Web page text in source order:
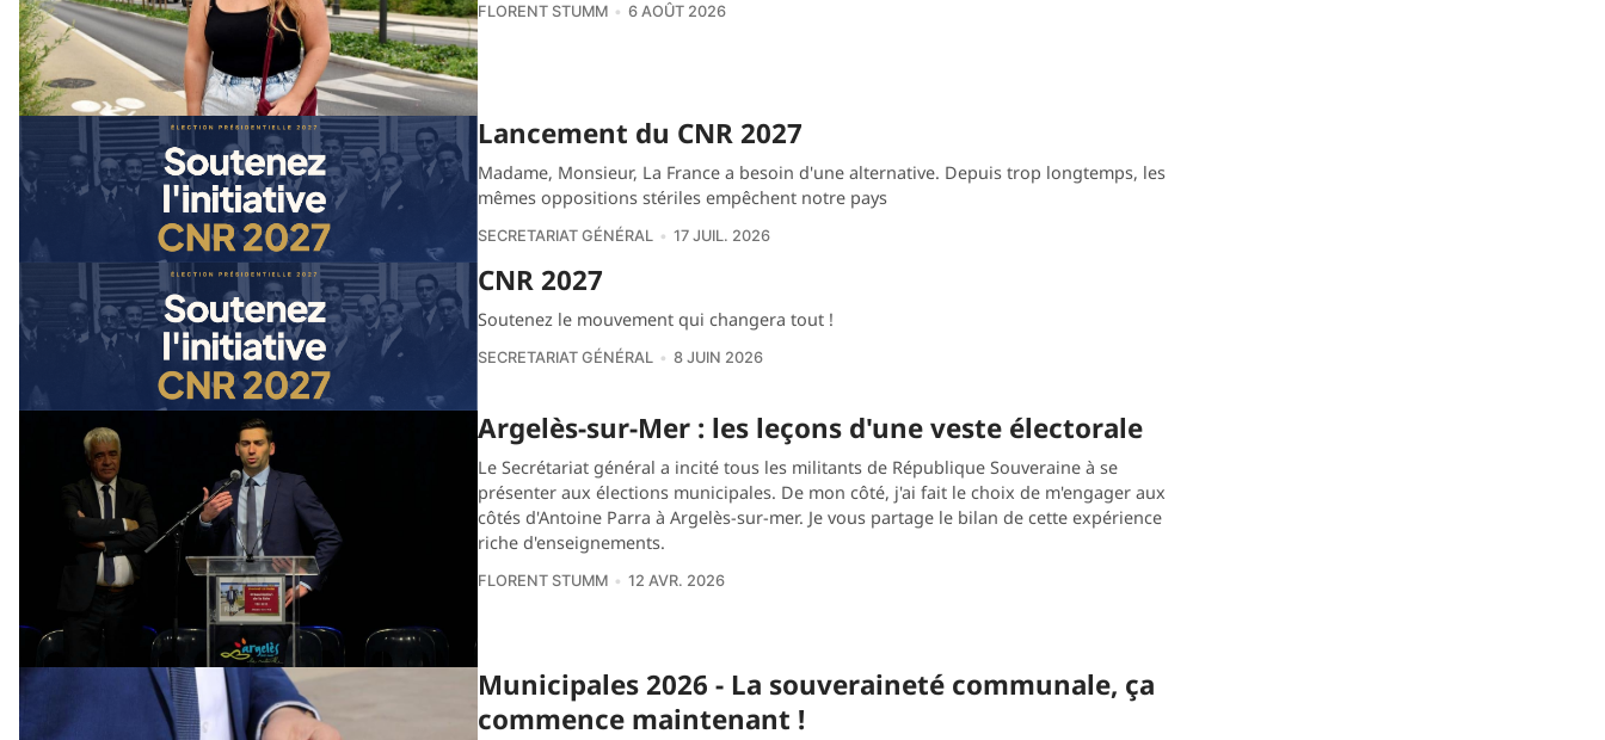
FLORENT STUMM 6 AOÛT 2026
Lancement du CNR 2027
Madame, Monsieur, La France a besoin d'une alternative. Depuis trop longtemps, les
mêmes oppositions stériles empêchent notre pays
SECRETARIAT GÉNÉRAL 17 JUIL. 2026
CNR 2027
Soutenez le mouvement qui changera tout !
SECRETARIAT GÉNÉRAL 8 JUIN 2026
Argelès-sur-Mer : les leçons d'une veste électorale
Le Secrétariat général a incité tous les militants de République Souveraine à se
présenter aux élections municipales. De mon côté, j'ai fait le choix de m'engager aux
côtés d'Antoine Parra à Argelès-sur-mer. Je vous partage le bilan de cette expérience
riche d'enseignements.
FLORENT STUMM 12 AVR. 2026
Municipales 2026 - La souveraineté communale, ça
commence maintenant !